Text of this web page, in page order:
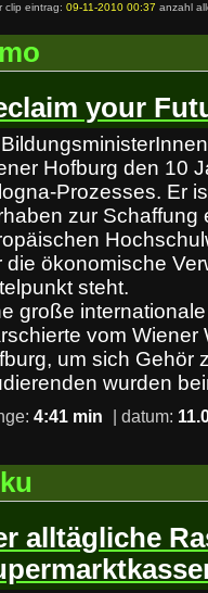
clip eintrag: 09-11-2010 00:37 anzahl
your
Hofburg den 10
Prozesses. Er
zur Schaffung
die ökonomische
steht.
große
vom Wiener
um sich Gehör
wurden
4:41 min | datum:
alltägliche